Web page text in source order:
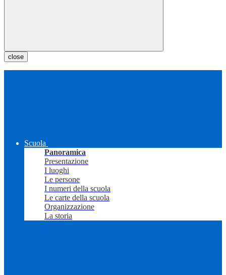
close
Scuola
Panoramica
Presentazione
I luoghi
Le persone
I numeri della scuola
Le carte della scuola
Organizzazione
La storia